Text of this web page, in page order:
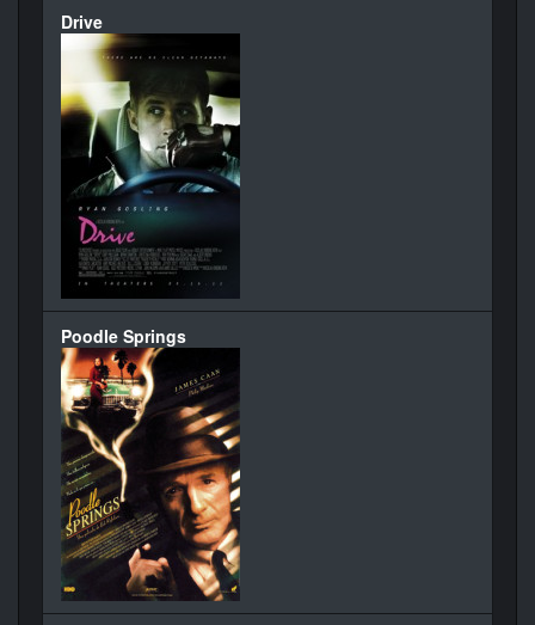
Drive
Poodle Springs